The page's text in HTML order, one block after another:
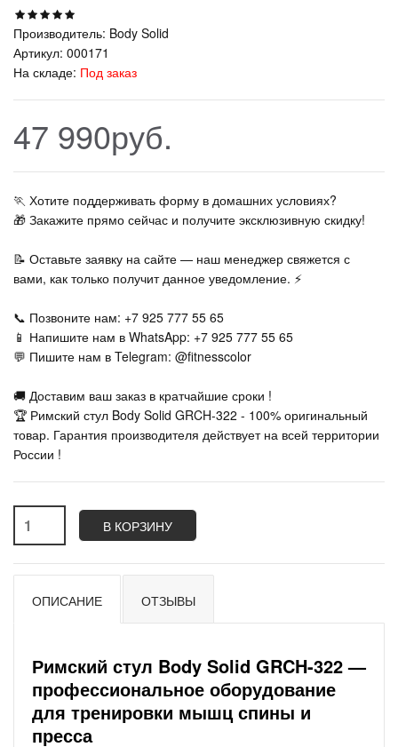
Производитель: Body Solid
Артикул: 000171
На складе: Под заказ
47 990руб.
🏃‍ Хотите поддерживать форму в домашних условиях?
🎁 Закажите прямо сейчас и получите эксклюзивную скидку!
📝 Оставьте заявку на сайте — наш менеджер свяжется с
вами, как только получит данное уведомление. ⚡
📞 Позвоните нам: +7 925 777 55 65
📱 Напишите нам в WhatsApp: +7 925 777 55 65
💬 Пишите нам в Telegram: @fitnesscolor
🚚 Доставим ваш заказ в кратчайшие сроки !
🏆 Римский стул Body Solid GRCH-322 - 100% оригинальный
товар. Гарантия производителя действует на всей территории
России !
В КОРЗИНУ
ОПИСАНИЕ ОТЗЫВЫ
Римский стул Body Solid GRCH-322 —
профессиональное оборудование
для тренировки мышц спины и
пресса